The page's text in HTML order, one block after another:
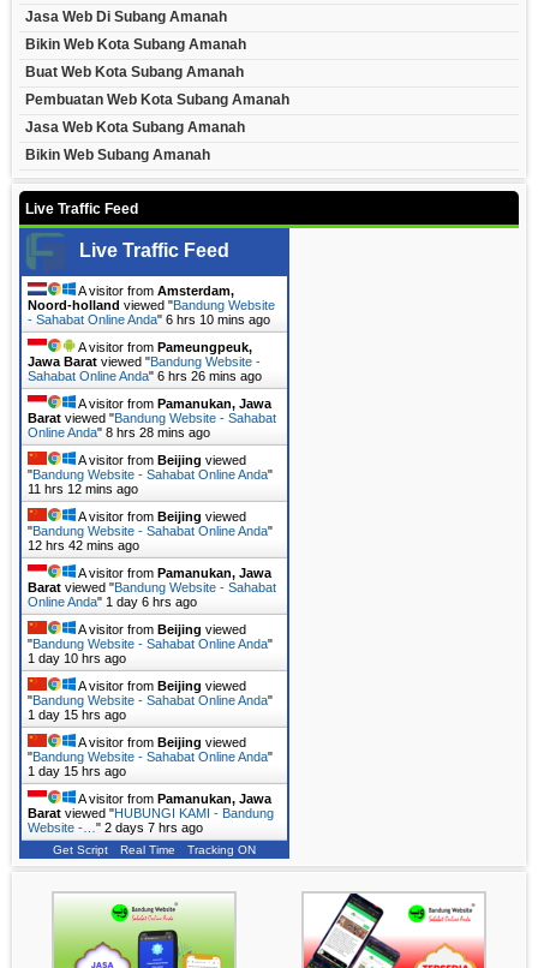
Jasa Web Di Subang Amanah
Bikin Web Kota Subang Amanah
Buat Web Kota Subang Amanah
Pembuatan Web Kota Subang Amanah
Jasa Web Kota Subang Amanah
Bikin Web Subang Amanah
Live Traffic Feed
Live Traffic Feed
A visitor from Amsterdam,
Noord-holland viewed "Bandung Website
- Sahabat Online Anda" 6 hrs 10 mins ago
A visitor from Pameungpeuk,
Jawa Barat viewed "Bandung Website -
Sahabat Online Anda" 6 hrs 26 mins ago
A visitor from Pamanukan, Jawa
Barat viewed "Bandung Website - Sahabat
Online Anda" 8 hrs 28 mins ago
A visitor from Beijing viewed
"Bandung Website - Sahabat Online Anda"
11 hrs 12 mins ago
A visitor from Beijing viewed
"Bandung Website - Sahabat Online Anda"
12 hrs 42 mins ago
A visitor from Pamanukan, Jawa
Barat viewed "Bandung Website - Sahabat
Online Anda" 1 day 6 hrs ago
A visitor from Beijing viewed
"Bandung Website - Sahabat Online Anda"
1 day 10 hrs ago
A visitor from Beijing viewed
"Bandung Website - Sahabat Online Anda"
1 day 15 hrs ago
A visitor from Beijing viewed
"Bandung Website - Sahabat Online Anda"
1 day 15 hrs ago
A visitor from Pamanukan, Jawa
Barat viewed "HUBUNGI KAMI - Bandung
Website -… " 2 days 7 hrs ago
Get Script Real Time Tracking ON